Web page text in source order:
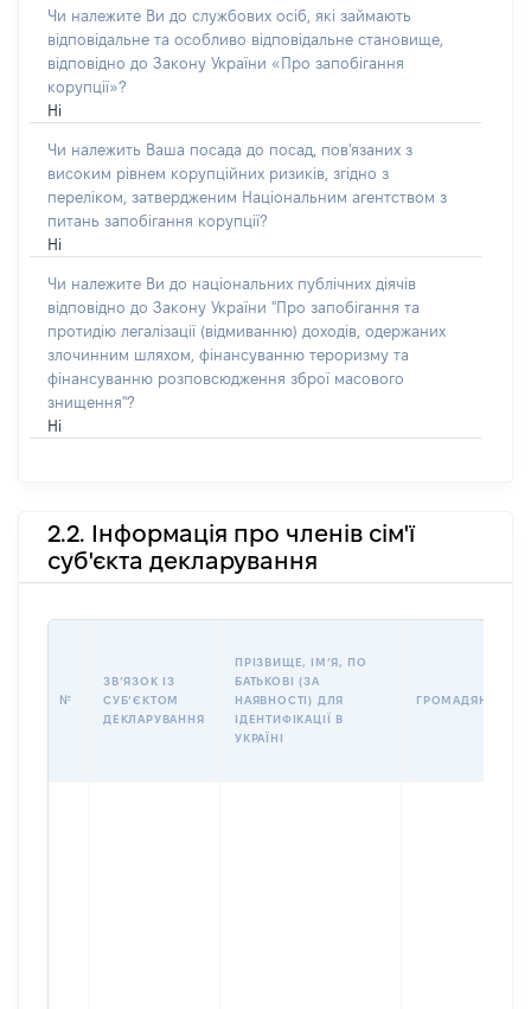
Чи належите Ви до службових осіб, які займають
відповідальне та особливо відповідальне становище,
відповідно до Закону України «Про запобігання
корупції»?
Ні
Чи належить Ваша посада до посад, пов'язаних з
високим рівнем корупційних ризиків, згідно з
переліком, затвердженим Національним агентством з
питань запобігання корупції?
Ні
Чи належите Ви до національних публічних діячів
відповідно до Закону України "Про запобігання та
протидію легалізації (відмиванню) доходів, одержаних
злочинним шляхом, фінансуванню тероризму та
фінансуванню розповсюдження зброї масового
знищення"?
Ні
2.2. Інформація про членів сім'ї
суб'єкта декларування
№
ЗВʼЯЗОК ІЗ
СУБʼЄКТОМ
ДЕКЛАРУВАННЯ
ПРІЗВИЩЕ, ІМʼЯ, ПО
БАТЬКОВІ (ЗА
НАЯВНОСТІ) ДЛЯ
ІДЕНТИФІКАЦІЇ В
УКРАЇНІ
ГРОМАДЯНСТВО